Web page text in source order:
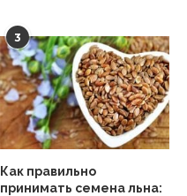
3
Как правильно
принимать семена льна: